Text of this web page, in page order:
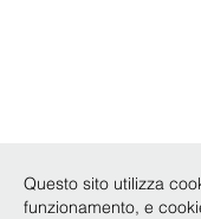
Questo sito utilizza
funzionamento, e